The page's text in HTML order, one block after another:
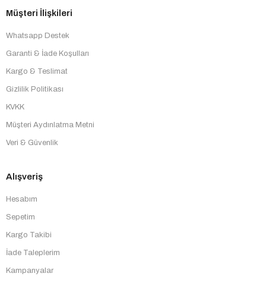
Müşteri İlişkileri
Whatsapp Destek
Garanti & İade Koşulları
Kargo & Teslimat
Gizlilik Politikası
KVKK
Müşteri Aydınlatma Metni
Veri & Güvenlik
Alışveriş
Hesabım
Sepetim
Kargo Takibi
İade Taleplerim
Kampanyalar